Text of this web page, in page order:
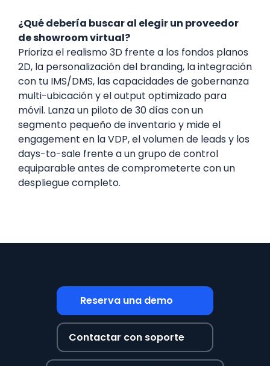
¿Qué debería buscar al elegir un proveedor
de showroom virtual?
Prioriza el realismo 3D frente a los fondos planos
2D, la personalización del branding, la integración
con tu IMS/DMS, las capacidades de gobernanza
multi-ubicación y el output optimizado para
móvil. Lanza un piloto de 30 días con un
segmento pequeño de inventario y mide el
engagement en la VDP, el volumen de leads y los
days-to-sale frente a un grupo de control
equiparable antes de comprometerte con un
despliegue completo.
Reserva una demo
Contactar con soporte